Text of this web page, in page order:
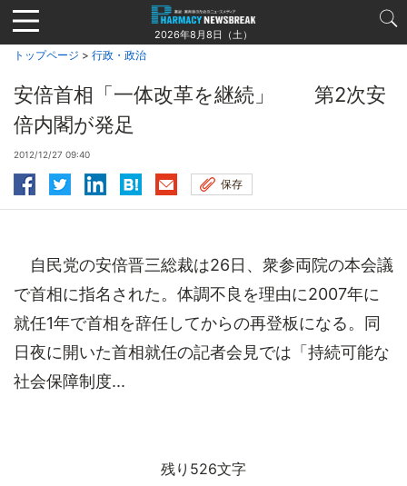
Jump
to
navigation
2026年8月8日（土）
トップページ > 行政・政治
安倍首相「一体改革を継続」 第2次安
倍内閣が発足
2012/12/27 09:40
保存
自民党の安倍晋三総裁は26日、衆参両院の本会議
で首相に指名された。体調不良を理由に2007年に
就任1年で首相を辞任してからの再登板になる。同
日夜に開いた首相就任の記者会見では「持続可能な
社会保障制度...
残り526文字